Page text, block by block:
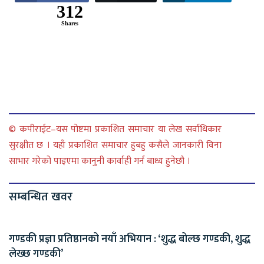
312
Shares
© कपीराईट–यस पोष्टमा प्रकाशित समाचार या लेख सर्वाधिकार
सुरक्षीत छ । यहाँ प्रकाशित समाचार हुबहु कसैले जानकारी विना
साभार गरेको पाइएमा कानुनी कार्वाही गर्न बाध्य हुनेछौ ।
सम्बन्धित खवर
गण्डकी प्रज्ञा प्रतिष्ठानको नयाँ अभियान : ‘शुद्ध बोल्छ गण्डकी, शुद्ध
लेख्छ गण्डकी’